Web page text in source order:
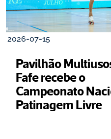
2026-07-15
Pavilhão
Fafe recebe o
Campeonato
Patinagem Livre